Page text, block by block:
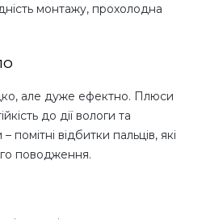
монтажу, прохолодна
але дуже ефектно. Плюси
до дії вологи та
відбитки пальців, які
поводження.